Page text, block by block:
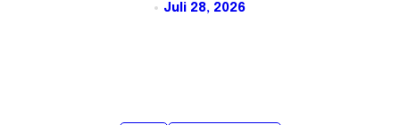
Juli 28, 2026